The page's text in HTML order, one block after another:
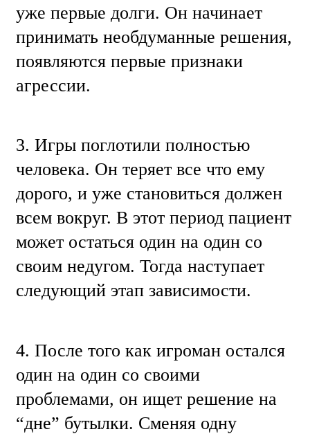
уже первые долги. Он начинает
принимать необдуманные решения,
появляются первые признаки
агрессии.
3. Игры поглотили полностью
человека. Он теряет все что ему
дорого, и уже становиться должен
всем вокруг. В этот период пациент
может остаться один на один со
своим недугом. Тогда наступает
следующий этап зависимости.
4. После того как игроман остался
один на один со своими
проблемами, он ищет решение на
“дне” бутылки. Сменяя одну